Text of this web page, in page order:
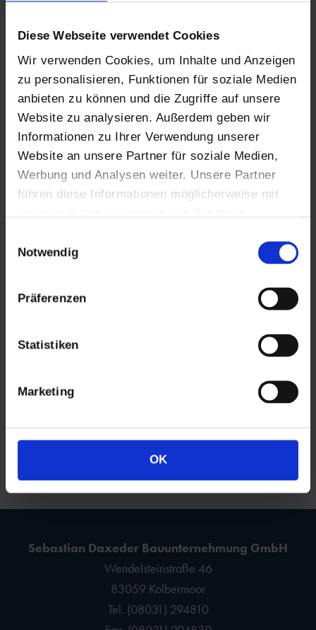
Diese Webseite verwendet Cookies
Wir verwenden Cookies, um Inhalte und Anzeigen
zu personalisieren, Funktionen für soziale Medien
anbieten zu können und die Zugriffe auf unsere
Website zu analysieren. Außerdem geben wir
Informationen zu Ihrer Verwendung unserer
Website an unsere Partner für soziale Medien,
Werbung und Analysen weiter. Unsere Partner
führen diese Informationen möglicherweise mit
Nutzung der Dienste gesammelt haben. Sie geben
Notwendig
Präferenzen
Statistiken
Marketing
OK
Unsere Arbeiten am neuen Standort der Freiwilligen
Feuerwehr in Pullach, Kolbermoor, stehen kurz vor der
Fertigstellung.
Wir freuen uns, dass die Mitglieder der Freiwilligen
Feuerwehr das Gebäude bald werden nutzen können.
Weitere Informationen und Bilder zur Feuerwehr und Ihrem
neuen Standort finden Siehier.
Sebastian Daxeder Bauunternehmung GmbH
Wendelsteinstraße 46
83059 Kolbermoor
Tel. (08031) 294810